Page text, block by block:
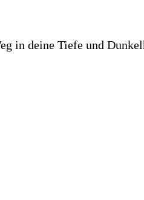
in deine Tiefe und